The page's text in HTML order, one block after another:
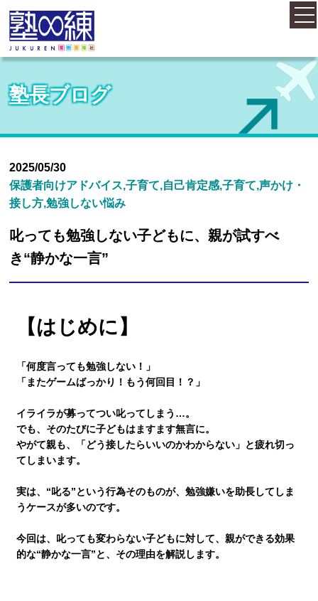
ホーム
コース案内
料金案内
概要・アクセス
お知らせ
講師紹介
小学生
中学生
高校生
塾長ブログ
2025/05/30
保護者向けアドバイス,子育て,自己肯定感,子育て,声かけ・
接し方,勉強しない悩み
叱っても勉強しない子どもに、親が試すべ
き“静かな一言”
【はじめに】
「何度言っても勉強しない！」
「またゲームばっかり！もう何回目！？」
イライラが募ってつい叱ってしまう…。
でも、そのたびに子どもはますます無言に。
やがて親も、「どう接したらいいのかわからない」と疲れ切っ
てしまいます。
実は、 “叱る”という行為そのものが、勉強嫌いを助長してしま
うケースが多いのです。
今回は、叱っても変わらない子どもに対して、親ができる効果
的な“静かな一言”と、その理由を解説します。